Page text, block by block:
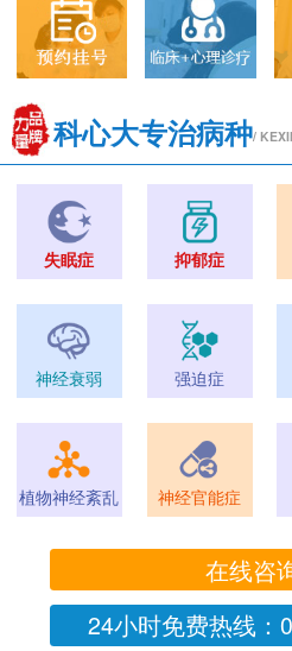
科心大专治病种/
失眠症 抑郁症
神经衰弱 强迫症
植物神经紊乱 神经官能症
在线咨
24小时免费热线：